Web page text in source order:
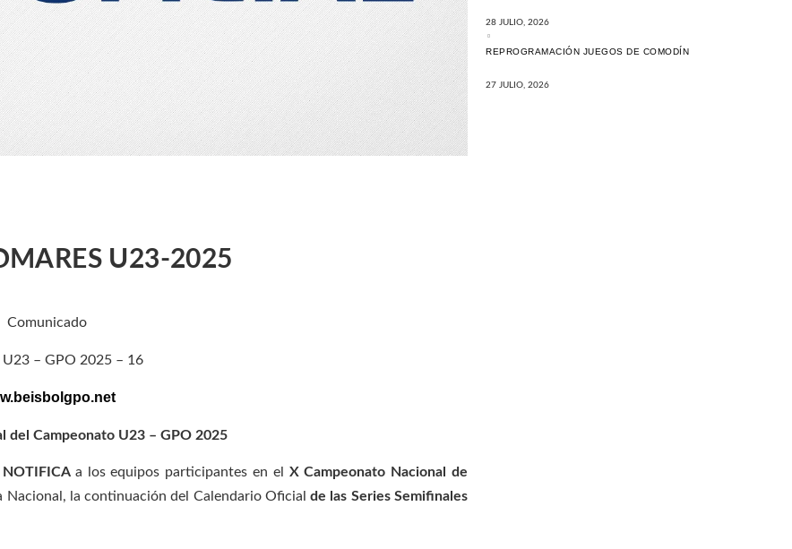
U23-2025
Comunicado
U23 – GPO 2025 – 16
del Campeonato U23 – GPO 2025
NOTIFICA a los equipos participantes en el X Campeonato Nacional de
Nacional, la continuación del Calendario Oficialde las Series Semifinales
28 JULIO, 2026
REPROGRAMACIÓN JUEGOS DE COMODÍN
27 JULIO, 2026